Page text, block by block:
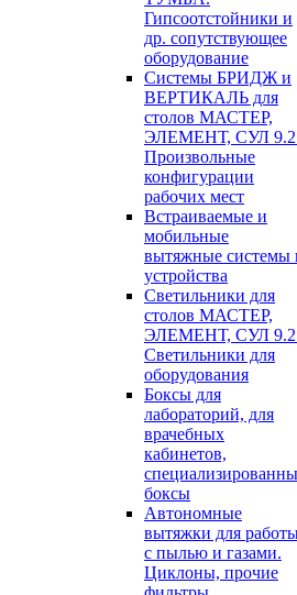
Гипсоотстойники и
др. сопутствующее
оборудование
Системы БРИДЖ и
ВЕРТИКАЛЬ для
столов МАСТЕР,
ЭЛЕМЕНТ, СУЛ
Произвольные
конфигурации
рабочих мест
Встраиваемые и
мобильные
вытяжные системы
устройства
Светильники для
столов МАСТЕР,
ЭЛЕМЕНТ, СУЛ
Светильники для
оборудования
Боксы для
лабораторий, для
врачебных
кабинетов,
боксы
Автономные
вытяжки для
с пылью и газами.
Циклоны, прочие